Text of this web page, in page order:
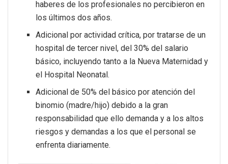
haberes de los profesionales no percibieron en
los últimos dos años.
Adicional por actividad crítica, por tratarse de un
hospital de tercer nivel, del 30% del salario
básico, incluyendo tanto a la Nueva Maternidad y
el Hospital Neonatal.
Adicional de 50% del básico por atención del
binomio (madre/hijo) debido a la gran
responsabilidad que ello demanda y a los altos
riesgos y demandas a los que el personal se
enfrenta diariamente.